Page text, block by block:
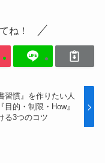
ね！
習慣』を作りたい人
目的・制限・How』
る3つのコツ